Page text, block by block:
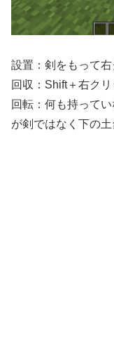
設置：剣をもって右
回収：Shift＋右クリ
回転：何も持って
が剣ではなく下の土